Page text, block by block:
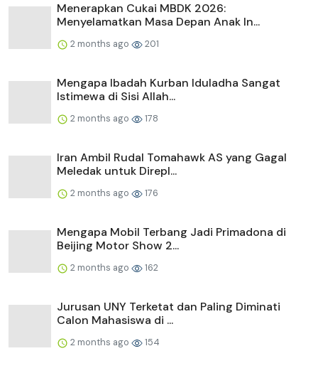
Menerapkan Cukai MBDK 2026:
Menyelamatkan Masa Depan Anak In...
2 months ago 201
Mengapa Ibadah Kurban Iduladha Sangat
Istimewa di Sisi Allah...
2 months ago 178
Iran Ambil Rudal Tomahawk AS yang Gagal
Meledak untuk Direpl...
2 months ago 176
Mengapa Mobil Terbang Jadi Primadona di
Beijing Motor Show 2...
2 months ago 162
Jurusan UNY Terketat dan Paling Diminati
Calon Mahasiswa di ...
2 months ago 154